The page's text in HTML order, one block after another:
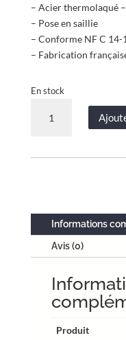
– Acier thermolaqué
– Pose en saillie
– Conforme NF C
– Fabrication
En stock
thermolaqué
noir
porte
Informations
Avis (0)
Produit